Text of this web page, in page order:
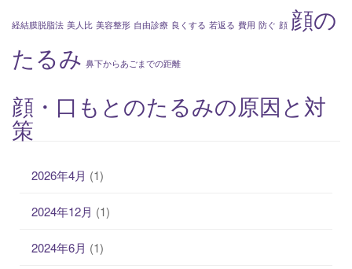
経結膜脱脂法 美人比 美容整形 自由診療 良くする 若返る 費用 防ぐ 顔 顔の
たるみ 鼻下からあごまでの距離
顔・口もとのたるみの原因と対
策
2026年4月 (1)
2024年12月 (1)
2024年6月 (1)